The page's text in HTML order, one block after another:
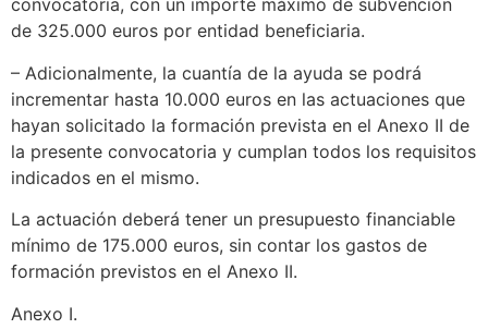
convocatoria, con un importe máximo de subvención
de 325.000 euros por entidad beneficiaria.
– Adicionalmente, la cuantía de la ayuda se podrá
incrementar hasta 10.000 euros en las actuaciones que
hayan solicitado la formación prevista en el Anexo II de
la presente convocatoria y cumplan todos los requisitos
indicados en el mismo.
La actuación deberá tener un presupuesto financiable
mínimo de 175.000 euros, sin contar los gastos de
formación previstos en el Anexo II.
Anexo I.